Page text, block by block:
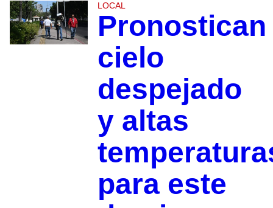
LOCAL
Pronostican
cielo
despejado
y altas
para este